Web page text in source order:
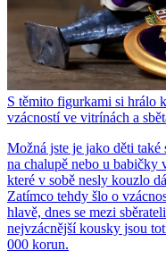
S těmito figurkami si hrálo
vzácností ve vitrínách a
Možná jste je jako děti
na chalupě nebo u babičky
které v sobě nesly kouzlo
Zatímco tehdy šlo o
hlavě, dnes se mezi
nejvzácnější kousky jsou
000 korun.